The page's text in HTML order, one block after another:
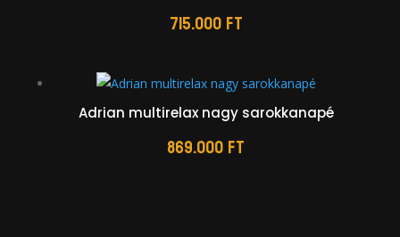
715.000Ft
Adrian multirelax nagy sarokkanapé
869.000Ft